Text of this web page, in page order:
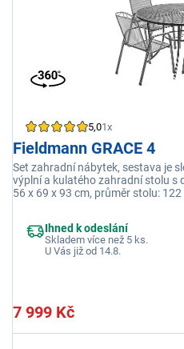
5,01x
Fieldmann GRACE 4
Set zahradní nábytek, sestava je
výplní a kulatého zahradní stolu s
56 x 69 x 93 cm, průměr stolu:
Ihned k odeslání
Skladem více než 5 ks.
U Vás již od 14.8.
7 999 Kč